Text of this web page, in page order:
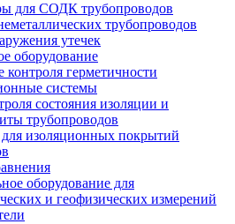
для СОДК трубопроводов
трубопроводов
утечек
оборудование
контроля герметичности
системы
состояния изоляции и
трубопроводов
изоляционных покрытий
оборудование для
и геофизических измерений